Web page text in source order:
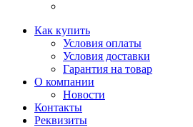
Как купить
Условия оплаты
Условия доставки
Гарантия на товар
О компании
Новости
Контакты
Реквизиты